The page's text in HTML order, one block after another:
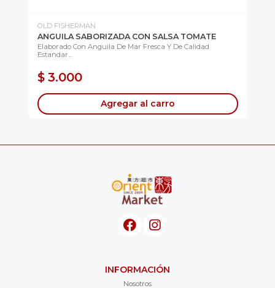
OLD FISHERMAN
ANGUILA SABORIZADA CON SALSA TOMATE
Elaborado Con Anguila De Mar Fresca Y De Calidad
Estandar...
$ 3.000
Agregar al carro
INFORMACIÓN
Nosotros